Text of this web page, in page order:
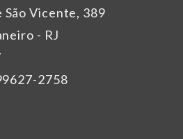
São Vicente, 389
- RJ
2758